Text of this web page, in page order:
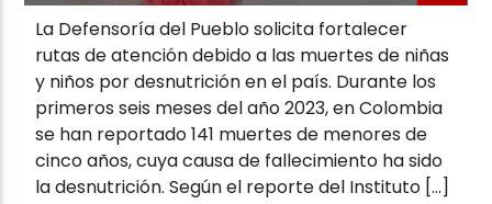
La Defensoría del Pueblo solicita fortalecer
rutas de atención debido a las muertes de niñas
y niños por desnutrición en el país. Durante los
primeros seis meses del año 2023, en Colombia
se han reportado 141 muertes de menores de
cinco años, cuya causa de fallecimiento ha sido
la desnutrición. Según el reporte del Instituto […]